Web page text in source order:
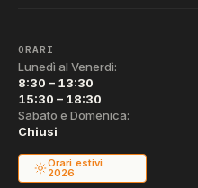
ORARI
Lunedì al Venerdì:
8:30 – 13:30
15:30 – 18:30
Sabato e Domenica:
Chiusi
Orari estivi
2026